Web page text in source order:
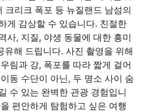
크리크 폭포 등 뉴질랜드 남섬의
게 감상할 수 있습니다. 친절한
사, 지질, 야생 동물에 대한 흥미
유해 드립니다. 사진 촬영을 위해
림과 강, 폭포를 따라 짧게 걸어
동 수단이 아닌, 두 명소 사이 숨
수 있는 완벽한 관광 경험입니
편안하게 탐험하고 싶은 여행